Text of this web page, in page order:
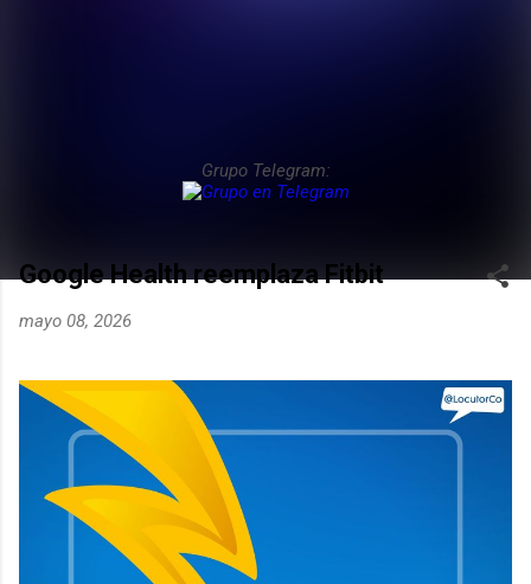
Grupo Telegram:
Google Health reemplaza Fitbit
mayo 08, 2026